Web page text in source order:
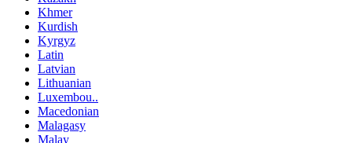
Khmer
Kurdish
Kyrgyz
Latin
Latvian
Lithuanian
Luxembou..
Macedonian
Malagasy
Malay